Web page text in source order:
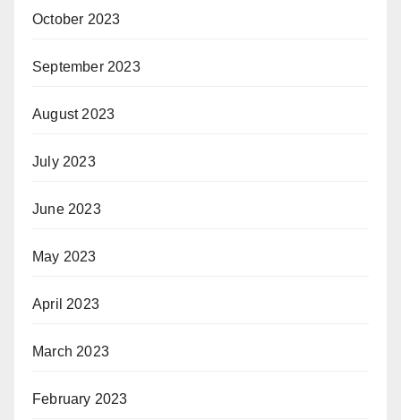
October 2023
September 2023
August 2023
July 2023
June 2023
May 2023
April 2023
March 2023
February 2023